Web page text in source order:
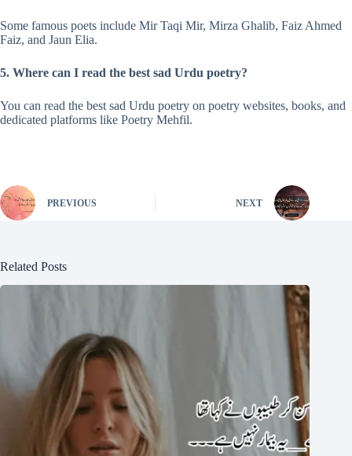
Some famous poets include Mir Taqi Mir, Mirza Ghalib, Faiz Ahmed
Faiz, and Jaun Elia.
5. Where can I read the best sad Urdu poetry?
You can read the best sad Urdu poetry on poetry websites, books, and
dedicated platforms like Poetry Mehfil.
PREVIOUS NEXT
Related Posts